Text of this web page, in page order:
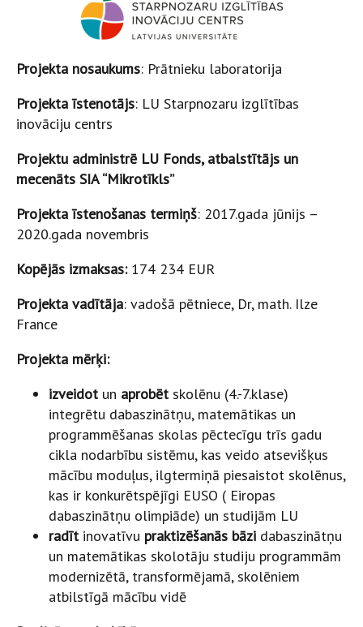
Projekta nosaukums: Prātnieku laboratorija
Projekta īstenotājs: LU Starpnozaru izglītības
inovāciju centrs
Projektu administrē LU Fonds, atbalstītājs un
mecenāts SIA “Mikrotīkls”
Projekta īstenošanas termiņš: 2017.gada jūnijs –
2020.gada novembris
Kopējās izmaksas:174 234 EUR
Projekta vadītāja: vadošā pētniece, Dr, math. Ilze
France
Projekta mērķi:
izveidot un aprobēt skolēnu (4.-7.klase)
integrētu dabaszinātņu, matemātikas un
programmēšanas skolas pēctecīgu trīs gadu
cikla nodarbību sistēmu, kas veido atsevišķus
mācību moduļus, ilgtermiņā piesaistot skolēnus,
kas ir konkurētspējīgi EUSO ( Eiropas
dabaszinātņu olimpiāde) un studijām LU
radīt inovatīvu praktizēšanās bāzi dabaszinātņu
un matemātikas skolotāju studiju programmām
modernizētā, transformējamā, skolēniem
atbilstīgā mācību vidē